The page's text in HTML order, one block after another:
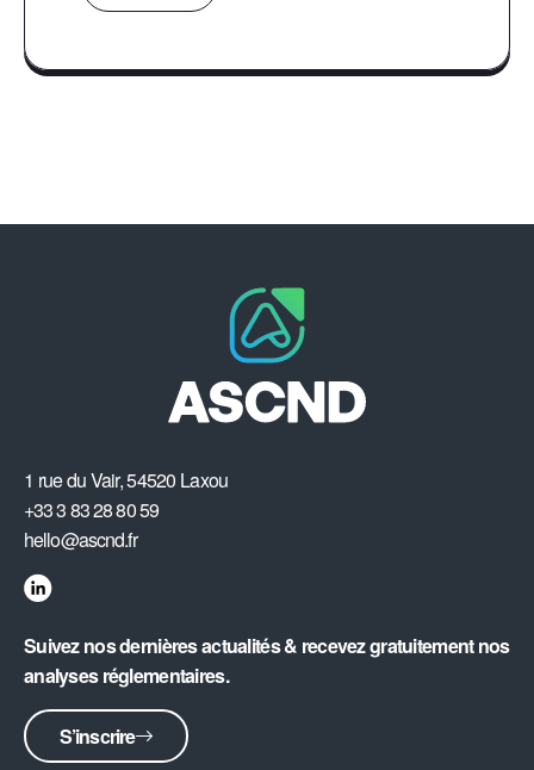
1 rue du Vair, 54520 Laxou
+33 3 83 28 80 59
hello@ascnd.fr
Suivez nos dernières actualités & recevez gratuitement nos
analyses réglementaires.
S’inscrire